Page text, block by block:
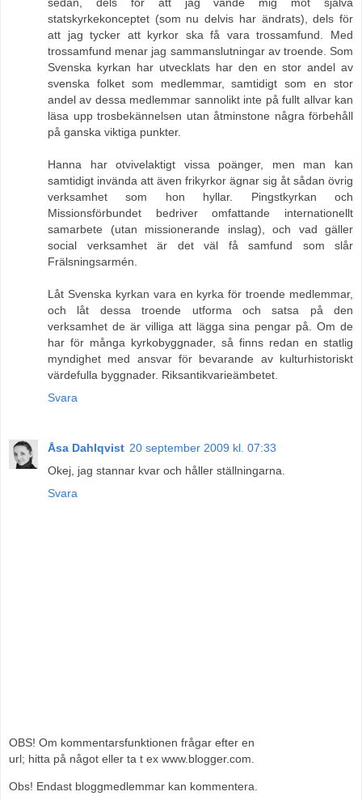
sedan, dels för att jag vände mig mot själva
statskyrkekonceptet (som nu delvis har ändrats), dels för
att jag tycker att kyrkor ska få vara trossamfund. Med
trossamfund menar jag sammanslutningar av troende. Som
Svenska kyrkan har utvecklats har den en stor andel av
svenska folket som medlemmar, samtidigt som en stor
andel av dessa medlemmar sannolikt inte på fullt allvar kan
läsa upp trosbekännelsen utan åtminstone några förbehåll
på ganska viktiga punkter.
Hanna har otvivelaktigt vissa poänger, men man kan
samtidigt invända att även frikyrkor ägnar sig åt sådan övrig
verksamhet som hon hyllar. Pingstkyrkan och
Missionsförbundet bedriver omfattande internationellt
samarbete (utan missionerande inslag), och vad gäller
social verksamhet är det väl få samfund som slår
Frälsningsarmén.
Låt Svenska kyrkan vara en kyrka för troende medlemmar,
och låt dessa troende utforma och satsa på den
verksamhet de är villiga att lägga sina pengar på. Om de
har för många kyrkobyggnader, så finns redan en statlig
myndighet med ansvar för bevarande av kulturhistoriskt
värdefulla byggnader. Riksantikvarieämbetet.
Svara
Åsa Dahlqvist 20 september 2009 kl. 07:33
Okej, jag stannar kvar och håller ställningarna.
Svara
OBS! Om kommentarsfunktionen frågar efter en
url; hitta på något eller ta t ex www.blogger.com.
Obs! Endast bloggmedlemmar kan kommentera.